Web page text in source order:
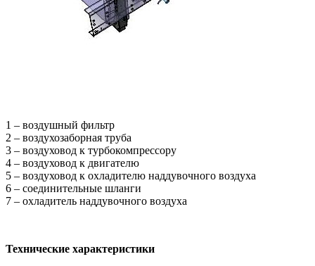
1 – воздушный фильтр
2 – воздухозаборная труба
3 – воздуховод к турбокомпрессору
4 – воздуховод к двигателю
5 – воздуховод к охладителю наддувочного воздуха
6 – соединительные шланги
7 – охладитель наддувочного воздуха
Технические характеристики